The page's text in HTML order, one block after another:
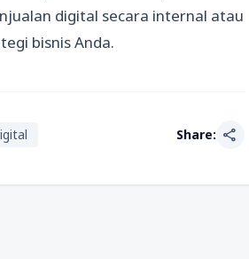
digital secara internal atau
bisnis Anda.
Share: share